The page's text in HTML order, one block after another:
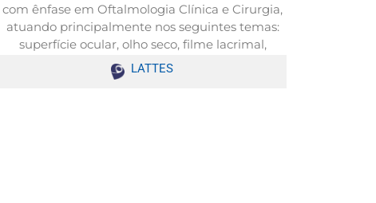
com ênfase em Oftalmologia Clínica e Cirurgia,
atuando principalmente nos seguintes temas:
superfície ocular, olho seco, filme lacrimal,
segmento anterior, catarata e pterígio.
LATTES